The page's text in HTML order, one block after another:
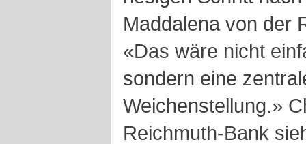
Maddalena von der
«Das wäre nicht
sondern eine
Weichenstellung.»
Reichmuth-Bank